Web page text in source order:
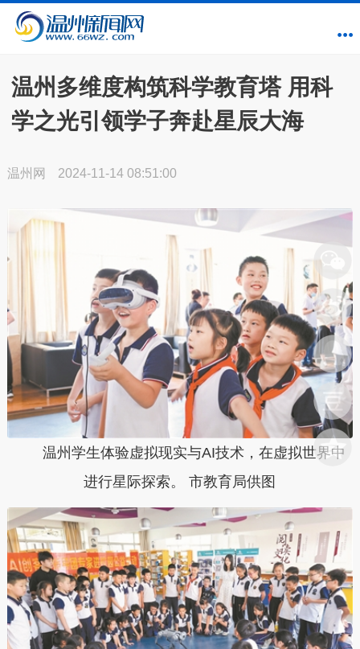
温州多维度构筑科学教育塔 用科
学之光引领学子奔赴星辰大海
温州网 2024-11-14 08:51:00
温州学生体验虚拟现实与AI技术，在虚拟世界中
进行星际探索。 市教育局供图